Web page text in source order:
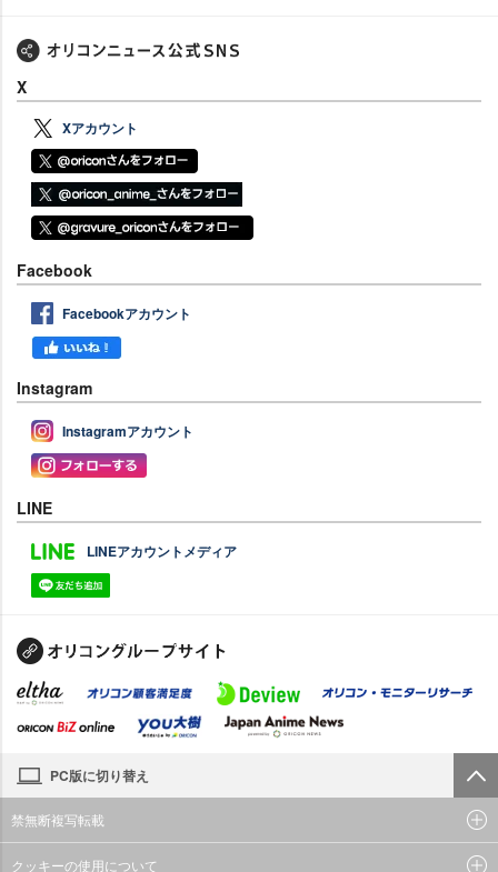
X
Xアカウント
Facebook
Facebookアカウント
Instagram
Instagramアカウント
LINE
LINEアカウントメディア
PC版に切り替え
禁無断複写転載
クッキーの使用について